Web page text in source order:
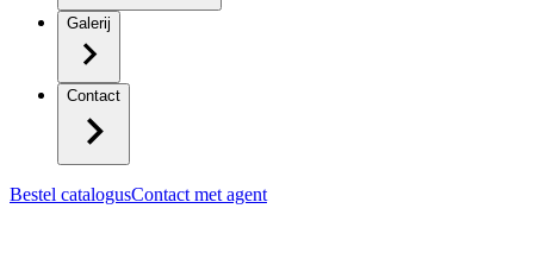
Galerij
Contact
Bestel catalogusContact met agent